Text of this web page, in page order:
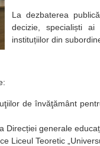
La dezbaterea
decizie, specialiști ai
instituțiilor din
de învăţământ
Direcției generale
Liceul Teoretic